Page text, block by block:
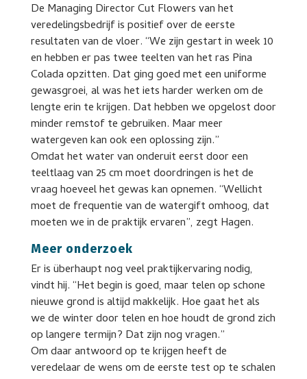
De Managing Director Cut Flowers van het
veredelingsbedrijf is positief over de eerste
resultaten van de vloer. “We zijn gestart in week 10
en hebben er pas twee teelten van het ras Pina
Colada opzitten. Dat ging goed met een uniforme
gewasgroei, al was het iets harder werken om de
lengte erin te krijgen. Dat hebben we opgelost door
minder remstof te gebruiken. Maar meer
watergeven kan ook een oplossing zijn.”
Omdat het water van onderuit eerst door een
teeltlaag van 25 cm moet doordringen is het de
vraag hoeveel het gewas kan opnemen. “Wellicht
moet de frequentie van de watergift omhoog, dat
moeten we in de praktijk ervaren”, zegt Hagen.
Meer onderzoek
Er is überhaupt nog veel praktijkervaring nodig,
vindt hij. “Het begin is goed, maar telen op schone
nieuwe grond is altijd makkelijk. Hoe gaat het als
we de winter door telen en hoe houdt de grond zich
op langere termijn? Dat zijn nog vragen.”
Om daar antwoord op te krijgen heeft de
veredelaar de wens om de eerste test op te schalen